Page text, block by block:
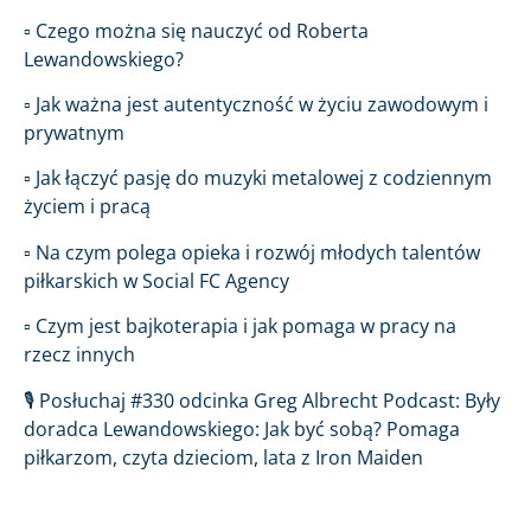
▫️ Czego można się nauczyć od Roberta
Lewandowskiego?
▫️ Jak ważna jest autentyczność w życiu zawodowym i
prywatnym
▫️ Jak łączyć pasję do muzyki metalowej z codziennym
życiem i pracą
▫️ Na czym polega opieka i rozwój młodych talentów
piłkarskich w Social FC Agency
▫️ Czym jest bajkoterapia i jak pomaga w pracy na
rzecz innych
🎙️ Posłuchaj #330 odcinka Greg Albrecht Podcast: Były
doradca Lewandowskiego: Jak być sobą? Pomaga
piłkarzom, czyta dzieciom, lata z Iron Maiden